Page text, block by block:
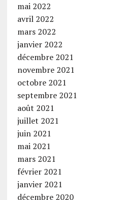
mai 2022
avril 2022
mars 2022
janvier 2022
décembre 2021
novembre 2021
octobre 2021
septembre 2021
août 2021
juillet 2021
juin 2021
mai 2021
mars 2021
février 2021
janvier 2021
décembre 2020